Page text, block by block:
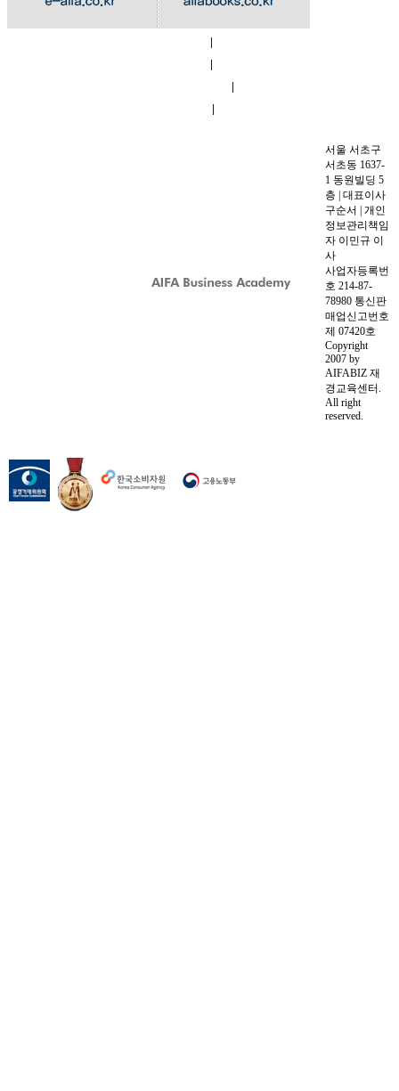
|
|
|
|
서울 서초구
서초동 1637-
1 동원빌딩 5
층 | 대표이사
구순서 | 개인
정보관리책임
자 이민규 이
사
사업자등록번
호 214-87-
78980 통신판
매업신고번호
제 07420호
Copyright
2007 by
AIFABIZ 재
경교육센터.
All right
reserved.